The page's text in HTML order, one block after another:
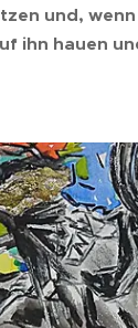
und,
ihn hauen